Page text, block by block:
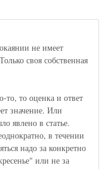
не имеет
своя собственная
то, то оценка и ответ
значение. Или
явлено в статье.
в течении
надо за конкретно
или не за